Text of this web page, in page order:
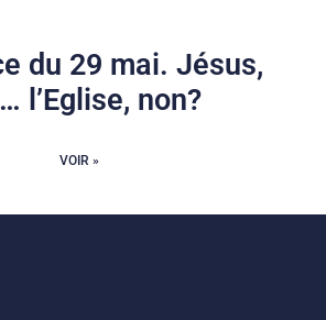
du 29 mai. Jésus,
l’Eglise, non?
VOIR »